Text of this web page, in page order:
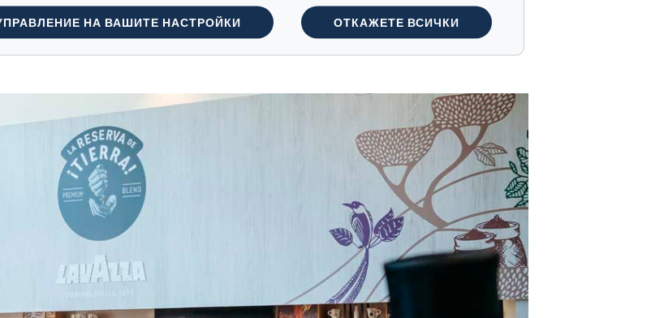
магазини, катоTierra Bar и ресторантаLavazza on 4
количка Lavazza Martini .
НА ВАШИТЕ НАСТРОЙКИ ОТКАЖЕТЕ ВСИЧКИ